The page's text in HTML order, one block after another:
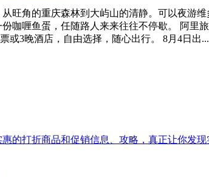
旺角的重庆森林到大屿山的清静。可以夜游
咖喱鱼蛋，任随路人来来往往不停歇。 阿里
或3晚酒店，自由选择，随心出行。 8月4日出...
的打折商品和促销信息、攻略，真正让你发